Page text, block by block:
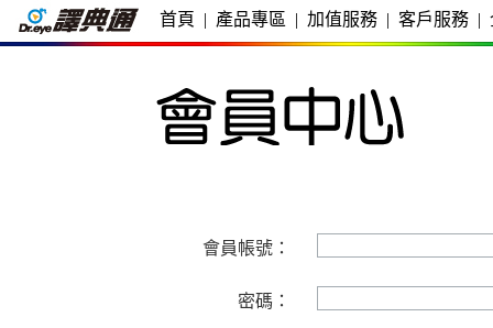
首頁 | 產品專區 | 加值服務 | 客戶服務 |
會員帳號：
密碼：